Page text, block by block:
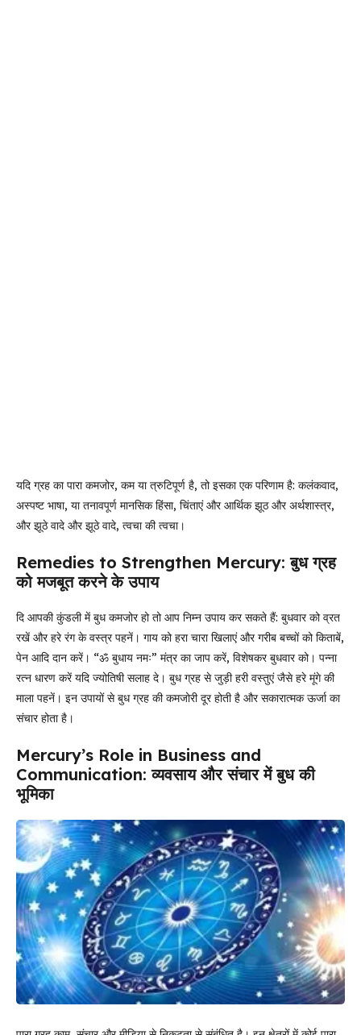
यदि ग्रह का पारा कमजोर, कम या त्रुटिपूर्ण है, तो इसका एक परिणाम है: कलंकवाद,
अस्पष्ट भाषा, या तनावपूर्ण मानसिक हिंसा, चिंताएं और आर्थिक झूठ और अर्थशास्त्र,
और झूठे वादे और झूठे वादे, त्वचा की त्वचा।
Remedies to Strengthen Mercury: बुध ग्रह
को मजबूत करने के उपाय
दि आपकी कुंडली में बुध कमजोर हो तो आप निम्न उपाय कर सकते हैं: बुधवार को व्रत
रखें और हरे रंग के वस्त्र पहनें। गाय को हरा चारा खिलाएं और गरीब बच्चों को किताबें,
पेन आदि दान करें। “ॐ बुधाय नमः” मंत्र का जाप करें, विशेषकर बुधवार को। पन्ना
रत्न धारण करें यदि ज्योतिषी सलाह दे। बुध ग्रह से जुड़ी हरी वस्तुएं जैसे हरे मूंगे की
माला पहनें। इन उपायों से बुध ग्रह की कमजोरी दूर होती है और सकारात्मक ऊर्जा का
संचार होता है।
Mercury’s Role in Business and
Communication: व्यवसाय और संचार में बुध की
भूमिका